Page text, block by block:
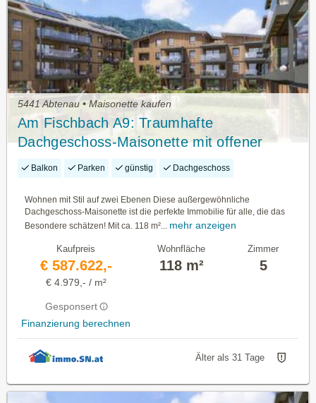
5441 Abtenau • Maisonette kaufen
Am Fischbach A9: Traumhafte
Dachgeschoss-Maisonette mit offener
Galerie, zwei Balkonen und Loggia
Balkon Parken günstig Dachgeschoss
Wohnen mit Stil auf zwei Ebenen Diese außergewöhnliche
Dachgeschoss-Maisonette ist die perfekte Immobilie für alle, die das
Besondere schätzen! Mit ca. 118 m²... mehr anzeigen
Kaufpreis
€ 587.622,-
€ 4.979,- / m²
Gesponsert
Finanzierung berechnen
Wohnfläche
118 m²
Zimmer
5
Älter als 31 Tage